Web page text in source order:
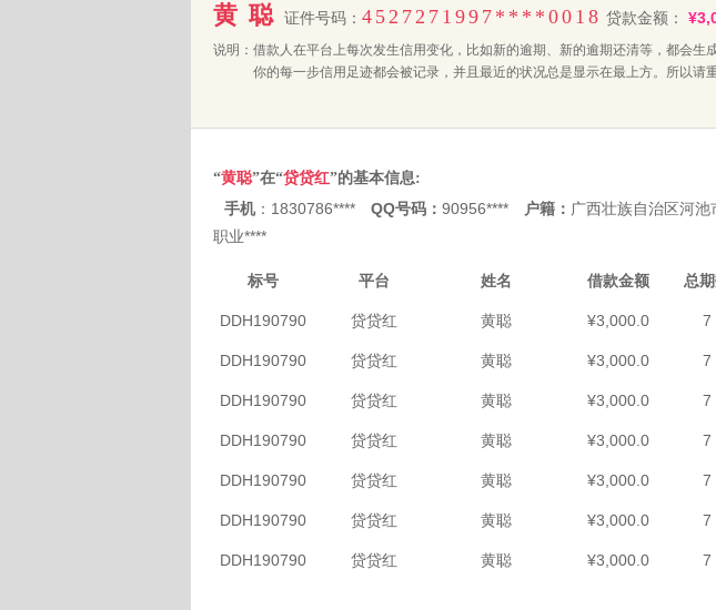
黄聪 证件号码： 4527271997****0018 贷款金额：
说明： 借款人在平台上每次发生信用变化，比如新的逾期、新的逾期还清等，都会生
你的每一步信用足迹都会被记录，并且最近的状况总是显示在最上方。所以请
“黄聪”在“贷贷红”的基本信息:
手机：1830786**** QQ号码： 90956**** 户籍： 广西壮族自治区河
职业****
标号 平台 姓名 借款金额 总
DDH190790 贷贷红 黄聪 ¥3,000.0 7
DDH190790 贷贷红 黄聪 ¥3,000.0 7
DDH190790 贷贷红 黄聪 ¥3,000.0 7
DDH190790 贷贷红 黄聪 ¥3,000.0 7
DDH190790 贷贷红 黄聪 ¥3,000.0 7
DDH190790 贷贷红 黄聪 ¥3,000.0 7
DDH190790 贷贷红 黄聪 ¥3,000.0 7